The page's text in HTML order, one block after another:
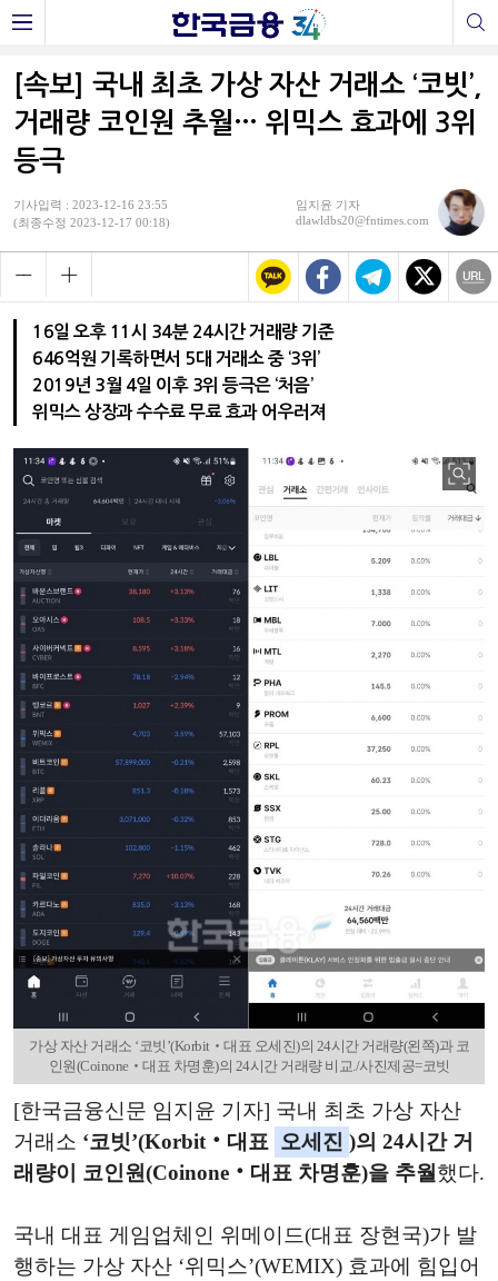
[속보] 국내 최초 가상 자산 거래소 ‘코빗’,
거래량 코인원 추월… 위믹스 효과에 3위
등극
기사입력 : 2023-12-16 23:55
(최종수정 2023-12-17 00:18)
임지윤 기자
dlawldbs20@fntimes.com
16일 오후 11시 34분 24시간 거래량 기준
646억원 기록하면서 5대 거래소 중 ‘3위’
2019년 3월 4일 이후 3위 등극은 ‘처음’
위믹스 상장과 수수료 무료 효과 어우러져
가상 자산 거래소 ‘코빗’(Korbit‧대표 오세진)의 24시간 거래량(왼쪽)과 코
인원(Coinone‧대표 차명훈)의 24시간 거래량 비교./사진제공=코빗
[한국금융신문 임지윤 기자] 국내 최초 가상 자산
거래소 ‘코빗’(Korbit‧대표 오세진 )의 24시간 거
래량이 코인원(Coinone‧대표 차명훈)을 추월했다.
국내 대표 게임업체인 위메이드(대표 장현국)가 발
행하는 가상 자산 ‘위믹스’(WEMIX) 효과에 힘입어